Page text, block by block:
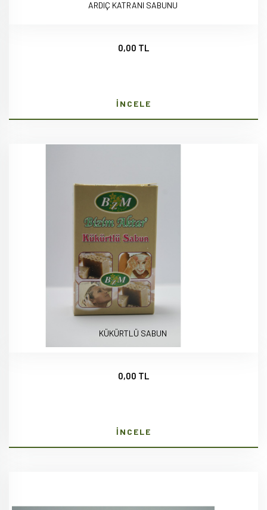
ARDIÇ KATRANI SABUNU
0,00 TL
İNCELE
KÜKÜRTLÜ SABUN
0,00 TL
İNCELE